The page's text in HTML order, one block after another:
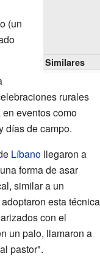
Similares
(un
rurales
eventos como
días de campo.
Líbanollegaron a
forma de asar
similar a un
esta técnica
con el
un palo, llamaron a
pastor".